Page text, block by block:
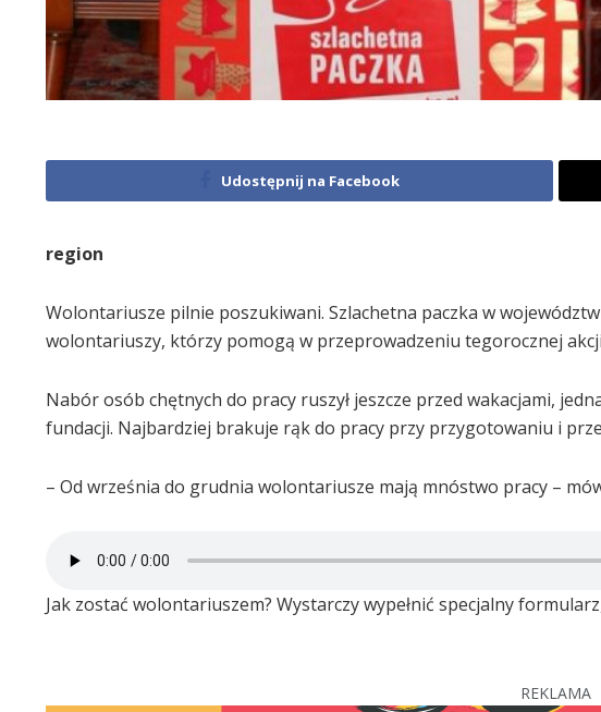
Udostępnij na Facebook
region
Wolontariusze pilnie poszukiwani. Szlachetna paczka w
wolontariuszy, którzy pomogą w przeprowadzeniu tegorocznej
Nabór osób chętnych do pracy ruszył jeszcze przed wakacjami,
fundacji. Najbardziej brakuje rąk do pracy przy przygotowaniu i
– Od września do grudnia wolontariusze mają mnóstwo pracy –
Jak zostać wolontariuszem? Wystarczy wypełnić specjalny
REKLAMA